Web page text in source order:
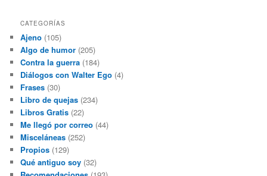
CATEGORÍAS
Ajeno (105)
Algo de humor (205)
Contra la guerra (184)
Diálogos con Walter Ego (4)
Frases (30)
Libro de quejas (234)
Libros Gratis (22)
Me llegó por correo (44)
Misceláneas (252)
Propios (129)
Qué antiguo soy (32)